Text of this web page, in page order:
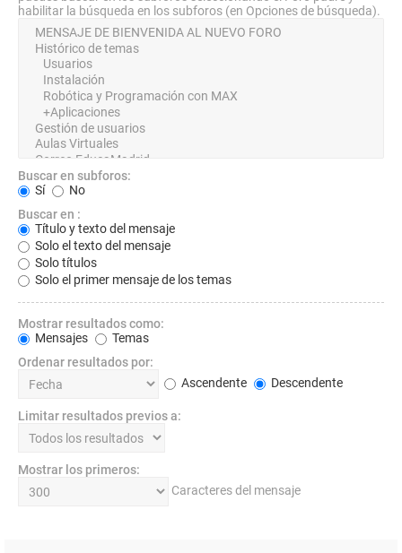
habilitar la búsqueda en los subforos (en Opciones de búsqueda).
Buscar en subforos:
Sí
No
Buscar en :
Título y texto del mensaje
Solo el texto del mensaje
Solo títulos
Solo el primer mensaje de los temas
Mostrar resultados como:
Mensajes
Temas
Ordenar resultados por:
Ascendente
Descendente
Limitar resultados previos a:
Mostrar los primeros:
Caracteres del mensaje